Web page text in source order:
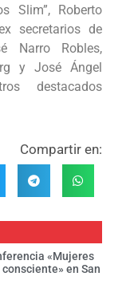
Slim”, Roberto
secretarios de
Narro Robles,
y José Ángel
destacados
Compartir en:
«Mujeres
en San